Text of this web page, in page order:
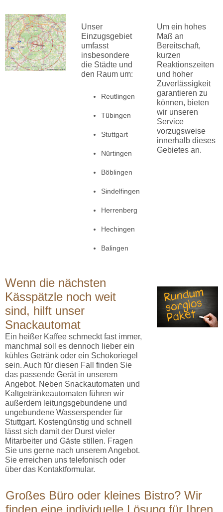
Unser
Einzugsgebiet
umfasst
insbesondere
die Städte und
den Raum um:
Reutlingen
Tübingen
Stuttgart
Nürtingen
Böblingen
Sindelfingen
Herrenberg
Hechingen
Balingen
Um ein hohes
Maß an
Bereitschaft,
kurzen
Reaktionszeiten
und hoher
Zuverlässigkeit
garantieren zu
können, bieten
wir unseren
Service
vorzugsweise
innerhalb dieses
Gebietes an.
Wenn die nächsten
Kässpätzle noch weit
sind, hilft unser
Snackautomat
Ein heißer Kaffee schmeckt fast immer,
manchmal soll es dennoch lieber ein
kühles Getränk oder ein Schokoriegel
sein. Auch für diesen Fall finden Sie
das passende Gerät in unserem
Angebot. Neben Snackautomaten und
Kaltgetränkeautomaten führen wir
außerdem leitungsgebundene und
ungebundene Wasserspender für
Stuttgart. Kostengünstig und schnell
lässt sich damit der Durst vieler
Mitarbeiter und Gäste stillen. Fragen
Sie uns gerne nach unserem Angebot.
Sie erreichen uns telefonisch oder
über das Kontaktformular.
Großes Büro oder kleines Bistro? Wir